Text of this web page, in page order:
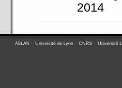
2014
ASLAN - Université de Lyon- CNRS- Université